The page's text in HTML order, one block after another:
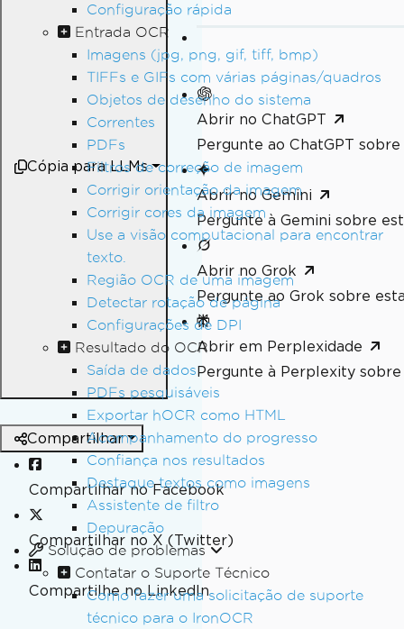
Configuração rápida
Entrada OCR
Imagens (jpg, png, gif, tiff, bmp)
TIFFs e GIFs com várias páginas/quadros
Objetos de desenho do sistema
Correntes
PDFs
Filtros de correção de imagem
Corrigir orientação da imagem
Corrigir cores da imagem
Use a visão computacional para encontrar
texto.
Região OCR de uma imagem
Detectar rotação de página
Configurações de DPI
Resultado do OCR
Saída de dados
PDFs pesquisáveis
Exportar hOCR como HTML
Acompanhamento do progresso
Confiança nos resultados
Destaque textos como imagens
Assistente de filtro
Depuração
Solução de problemas
Contatar o Suporte Técnico
Como fazer uma solicitação de suporte
técnico para o IronOCR
Cópia para LLMs
Abrir no ChatGPT
Pergunte ao ChatGPT sobre
Abrir no Gemini
Pergunte à Gemini sobre
Abrir no Grok
Pergunte ao Grok sobre
Abrir em Perplexidade
Pergunte à Perplexity sobre
Compartilhar
Compartilhar no Facebook
Compartilhar no X (Twitter)
Compartilhe no LinkedIn